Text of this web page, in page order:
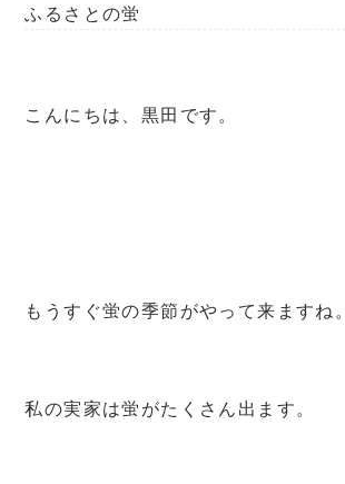
ふるさとの蛍
こんにちは、黒田です。
もうすぐ蛍の季節がやって来ますね。
私の実家は蛍がたくさん出ます。